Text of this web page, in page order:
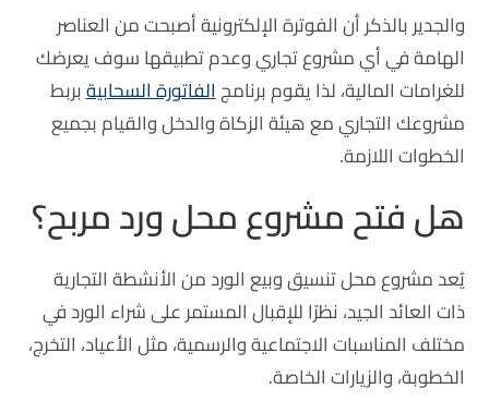
والجدير بالذكر أن الفوترة الإلكترونية أصبحت من العناصر
الهامة في أي مشروع تجاري وعدم تطبيقها سوف يعرضك
للغرامات المالية، لذا يقوم برنامجالفاتورة السحابيةبربط
مشروعك التجاري مع هيئة الزكاة والدخل والقيام بجميع
الخطوات اللازمة.
هل فتح مشروع محل ورد مربح؟
يُعد مشروع محل تنسيق وبيع الورد من الأنشطة التجارية
ذات العائد الجيد، نظرًا للإقبال المستمر على شراء الورد في
مختلف المناسبات الاجتماعية والرسمية، مثل الأعياد، التخرج،
الخطوبة، والزيارات الخاصة.